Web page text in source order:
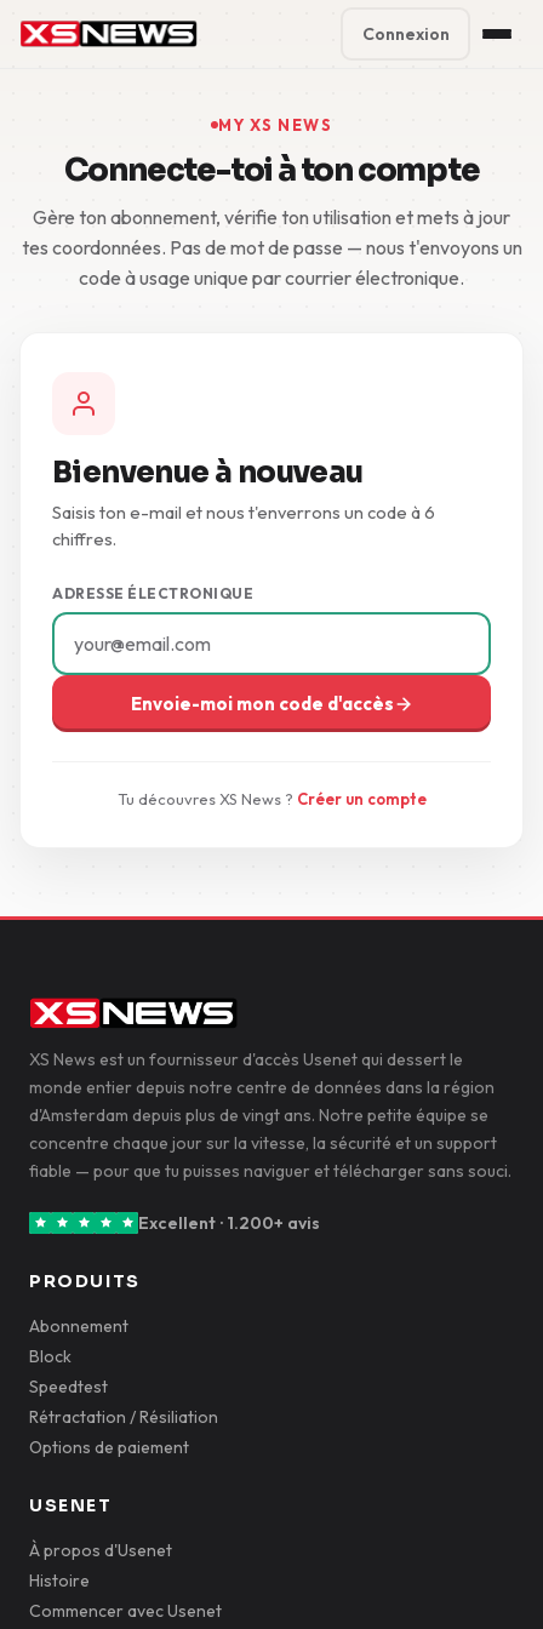
Block Accounts
Support
Contact
5 Day Pass
Connexion
MY XS NEWS
Connecte-toi à ton compte
Gère ton abonnement, vérifie ton utilisation et mets à jour
tes coordonnées. Pas de mot de passe — nous t'envoyons un
code à usage unique par courrier électronique.
Bienvenue à nouveau
Saisis ton e-mail et nous t'enverrons un code à 6
chiffres.
ADRESSE ÉLECTRONIQUE
Envoie-moi mon code d'accès
Tu découvres XS News ? Créer un compte
XS News est un fournisseur d'accès Usenet qui dessert le
monde entier depuis notre centre de données dans la région
d'Amsterdam depuis plus de vingt ans. Notre petite équipe se
concentre chaque jour sur la vitesse, la sécurité et un support
fiable — pour que tu puisses naviguer et télécharger sans souci.
Excellent · 1.200+ avis
PRODUITS
Abonnement
Block
Speedtest
Rétractation / Résiliation
Options de paiement
USENET
À propos d'Usenet
Histoire
Commencer avec Usenet